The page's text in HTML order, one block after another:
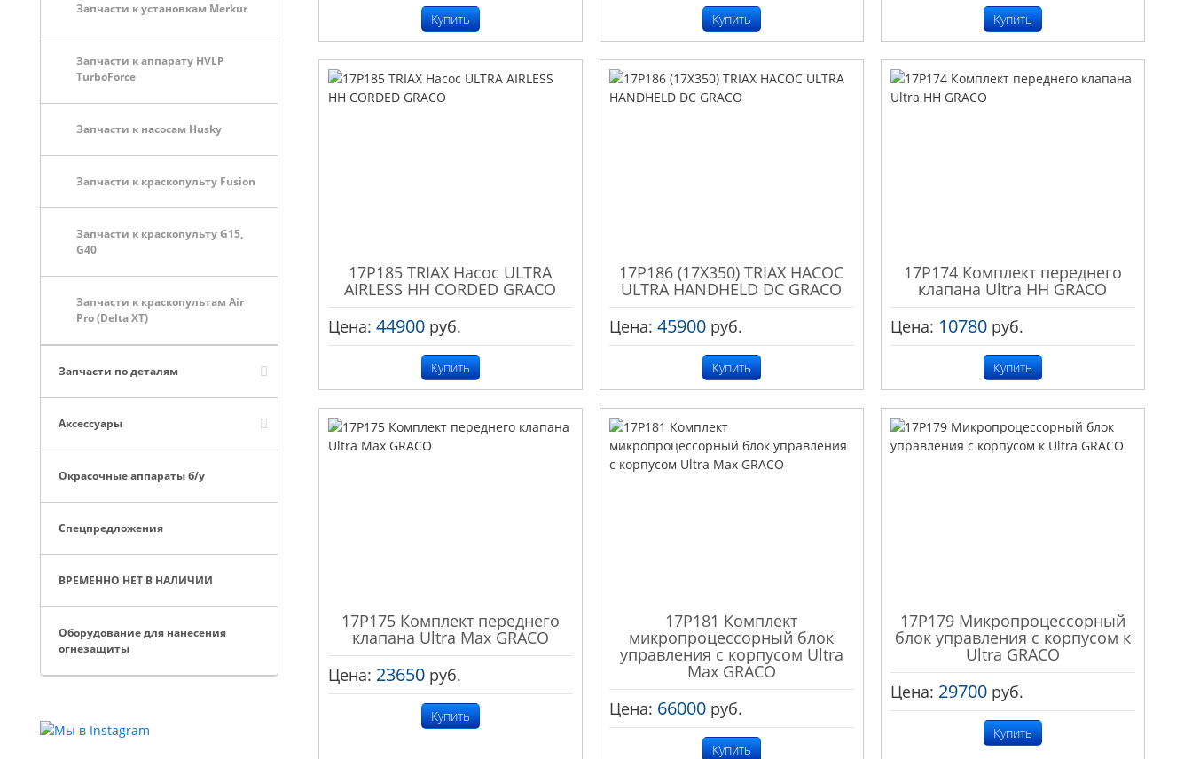
Запчасти к установкам Merkur
Запчасти к аппарату HVLP
TurboForce
Запчасти к насосам Husky
Запчасти к краскопульту Fusion
Запчасти к краскопульту G15,
G40
Запчасти к краскопультам Air
Pro (Delta XT)
Запчасти по деталям
Аксессуары
Окрасочные аппараты б/у
Спецпредложения
ВРЕМЕННО НЕТ В НАЛИЧИИ
Оборудование для нанесения
огнезащиты
Купить Купить Купить
17P185 TRIAX Насос ULTRA
AIRLESS HH CORDED GRACO
Цена: 44900руб.
Купить
17P186 (17X350) TRIAX НАСОС
ULTRA HANDHELD DC GRACO
Цена: 45900руб.
Купить
17P174 Комплект переднего
клапана Ultra HH GRACO
Цена: 10780руб.
Купить
17P175 Комплект переднего
клапана Ultra Max GRACO
Цена: 23650руб.
Купить
17P181 Комплект
микропроцессорный блок
управления с корпусом Ultra
Max GRACO
Цена: 66000руб.
Купить
17P179 Микропроцессорный
блок управления с корпусом к
Ultra GRACO
Цена: 29700руб.
Купить